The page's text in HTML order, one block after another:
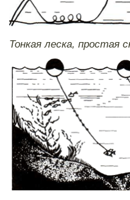
Тонкая леска, простая